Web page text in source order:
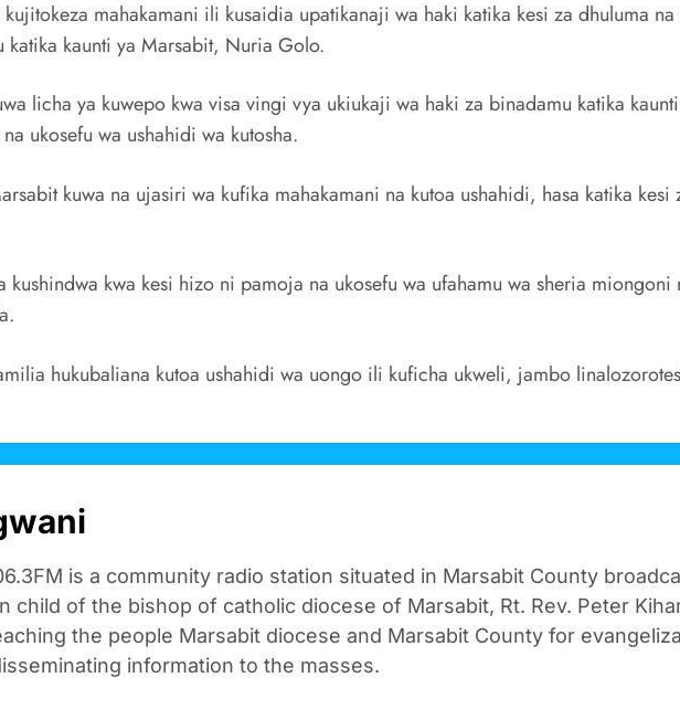
mahakamani ili kusaidia upatikanaji wa haki katika kesi za dhuluma
kaunti ya Marsabit, Nuria Golo.
licha ya kuwepo kwa visa vingi vya ukiukaji wa haki za binadamu katika
ukosefu wa ushahidi wa kutosha.
kuwa na ujasiri wa kufika mahakamani na kutoa ushahidi, hasa katika
kwa kesi hizo ni pamoja na ukosefu wa ufahamu wa sheria
hukubaliana kutoa ushahidi wa uongo ili kuficha ukweli, jambo
is a community radio station situated in Marsabit County
child of the bishop of catholic diocese of Marsabit, Rt. Rev. Peter
the people Marsabit diocese and Marsabit County for
information to the masses.